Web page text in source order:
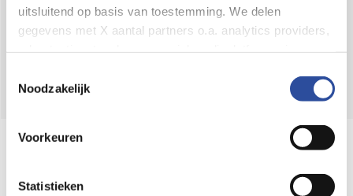
uitsluitend op basis van toestemming. We delen
gegevens met X aantal partners o.a. analytics providers,
en de bewaartermijnen per categorie. Je kunt je keuze op
gegevensverwerking staat in de
Privacyverklaring
Noodzakelijk
Voorkeuren
Statistieken
VolgDAop:
Online aanbieder medicijnen
webshop mag verkopen.